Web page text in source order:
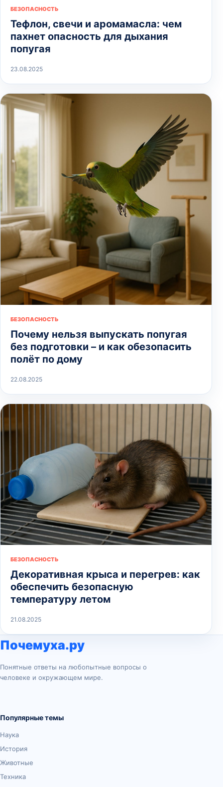
БЕЗОПАСНОСТЬ
Тефлон, свечи и аромамасла: чем
пахнет опасность для дыхания
попугая
23.08.2025
БЕЗОПАСНОСТЬ
Почему нельзя выпускать попугая
без подготовки – и как обезопасить
полёт по дому
22.08.2025
БЕЗОПАСНОСТЬ
Декоративная крыса и перегрев: как
обеспечить безопасную
температуру летом
21.08.2025
Почемуха.ру
Понятные ответы на любопытные вопросы о
человеке и окружающем мире.
Популярные темы
Наука
История
Животные
Техника